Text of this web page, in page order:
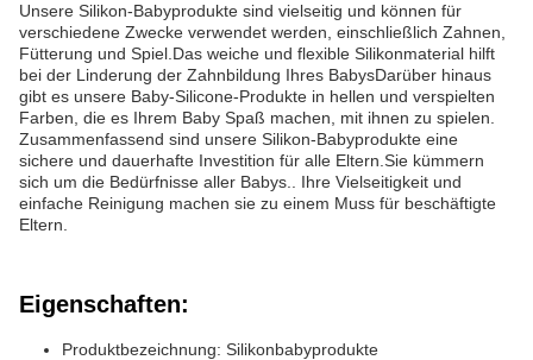
Unsere Silikon-Babyprodukte sind vielseitig und können für
verschiedene Zwecke verwendet werden, einschließlich Zahnen,
Fütterung und Spiel.Das weiche und flexible Silikonmaterial hilft
bei der Linderung der Zahnbildung Ihres BabysDarüber hinaus
gibt es unsere Baby-Silicone-Produkte in hellen und verspielten
Farben, die es Ihrem Baby Spaß machen, mit ihnen zu spielen.
Zusammenfassend sind unsere Silikon-Babyprodukte eine
sichere und dauerhafte Investition für alle Eltern.Sie kümmern
sich um die Bedürfnisse aller Babys.. Ihre Vielseitigkeit und
einfache Reinigung machen sie zu einem Muss für beschäftigte
Eltern.
Eigenschaften:
Produktbezeichnung: Silikonbabyprodukte